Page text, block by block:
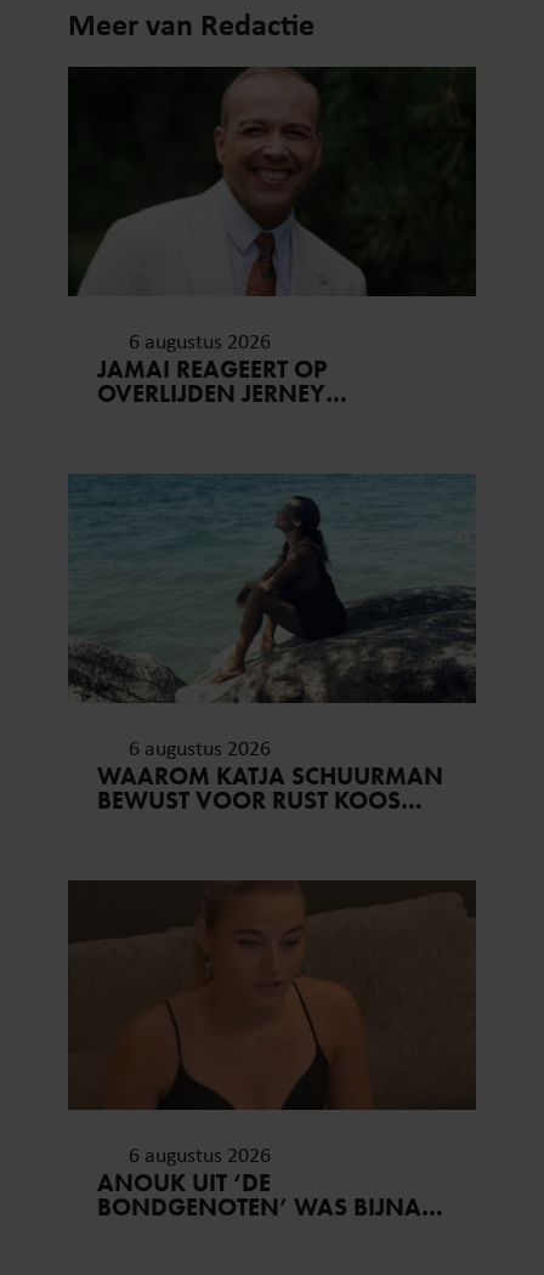
Meer van Redactie
6 augustus 2026
JAMAI REAGEERT OP
OVERLIJDEN JERNEY
VERGETEN’
6 augustus 2026
WAAROM KATJA SCHUURMAN
BEWUST VOOR RUST KOOS…
6 augustus 2026
ANOUK UIT ‘DE
BONDGENOTEN’ WAS BIJNA